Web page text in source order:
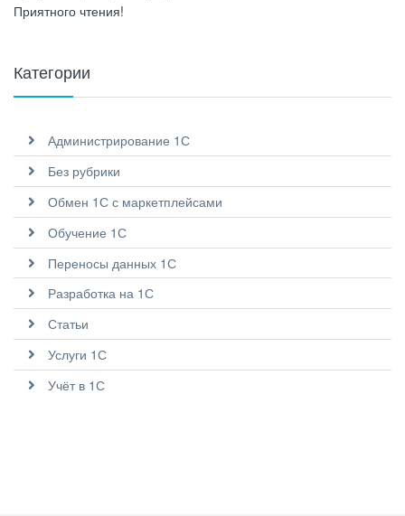
Приятного чтения!
Категории
Администрирование 1С
Без рубрики
Обмен 1С с маркетплейсами
Обучение 1С
Переносы данных 1С
Разработка на 1С
Статьи
Услуги 1С
Учёт в 1С